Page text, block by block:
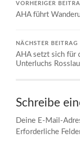
VORHERIGER
AHA führt
NÄCHSTER BEITRAG
AHA setzt sich für
Unterluchs
Schreibe
Deine E-Mail-
Erforderliche